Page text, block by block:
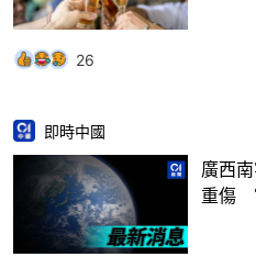
26
即時中國
廣西
重傷